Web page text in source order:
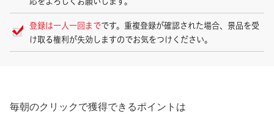
登録は一人一回までです。重複登録が確認された場合、景品を受
け取る権利が失効しますのでお気をつけください。
毎朝のクリックで獲得できるポイントは